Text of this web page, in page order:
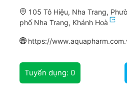
105 Tô Hiệu, Nha Trang,
phố Nha Trang, Khánh Hoà
https://
Tuyển dụng: 0